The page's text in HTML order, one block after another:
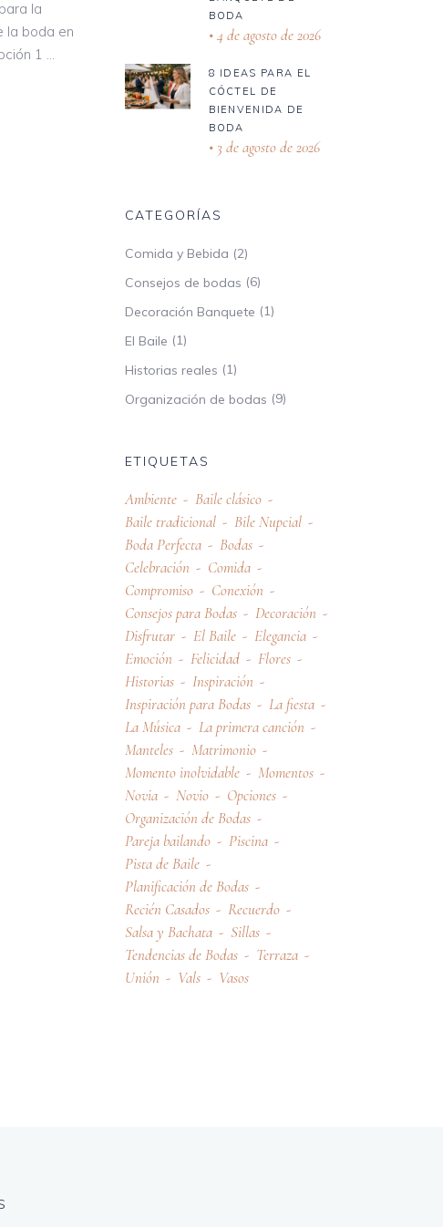
la
la boda en
1
BODA
4 de agosto de 2026
8 IDEAS PARA EL
CÓCTEL DE
BIENVENIDA DE
BODA
3 de agosto de 2026
CATEGORÍAS
Comida y Bebida (2)
Consejos de bodas (6)
Decoración Banquete (1)
El Baile (1)
Historias reales (1)
Organización de bodas (9)
ETIQUETAS
Ambiente
Baile clásico
Baile tradicional
Bile Nupcial
Boda Perfecta
Bodas
Celebración
Comida
Compromiso
Conexión
Consejos para Bodas
Decoración
Disfrutar
El Baile
Elegancia
Emoción
Felicidad
Flores
Historias
Inspiración
Inspiración para Bodas
La fiesta
La Música
La primera canción
Manteles
Matrimonio
Momento inolvidable
Momentos
Novia
Novio
Opciones
Organización de Bodas
Pareja bailando
Piscina
Pista de Baile
Planificación de Bodas
Recién Casados
Recuerdo
Salsa y Bachata
Sillas
Tendencias de Bodas
Terraza
Unión
Vals Vasos